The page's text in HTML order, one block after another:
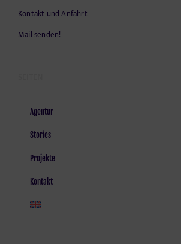
Kontakt und Anfahrt
Mail senden!
Agentur
Stories
Projekte
Kontakt